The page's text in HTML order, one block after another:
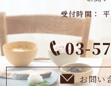
受付時間：
03-
お問い